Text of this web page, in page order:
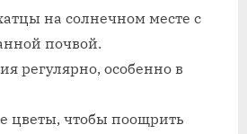
на солнечном месте с
почвой.
регулярно, особенно в
цветы, чтобы поощрить